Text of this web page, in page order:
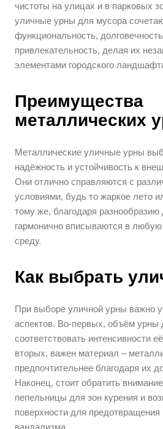
чистоты на улицах и в парковых
уличные урны для мусора
функциональность,
привлекательность, делая их
элементами городского
Преимущества
металлических
Металлические уличные урны
надёжность и устойчивость к
Они отлично справляются с
условиями, будь то жаркое лето
тому же, благодаря разнообразию
гармонично вписываются в
среду.
Как выбрать
При выборе уличной урны важно
аспектов. Во-первых, объём урны
соответствовать интенсивности
вторых, важен материал –
предпочтительнее благодаря их
Наконец, стоит обратить
пепельницы для зон курения и
поверхности для предотвращения